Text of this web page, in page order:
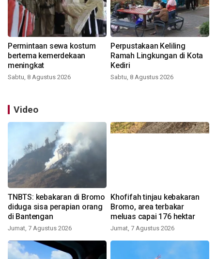
Permintaan sewa kostum
bertema kemerdekaan
meningkat
Sabtu, 8 Agustus 2026
Perpustakaan Keliling
Ramah Lingkungan di Kota
Kediri
Sabtu, 8 Agustus 2026
Video
TNBTS: kebakaran di Bromo
diduga sisa perapian orang
di Bantengan
Jumat, 7 Agustus 2026
Khofifah tinjau kebakaran
Bromo, area terbakar
meluas capai 176 hektar
Jumat, 7 Agustus 2026